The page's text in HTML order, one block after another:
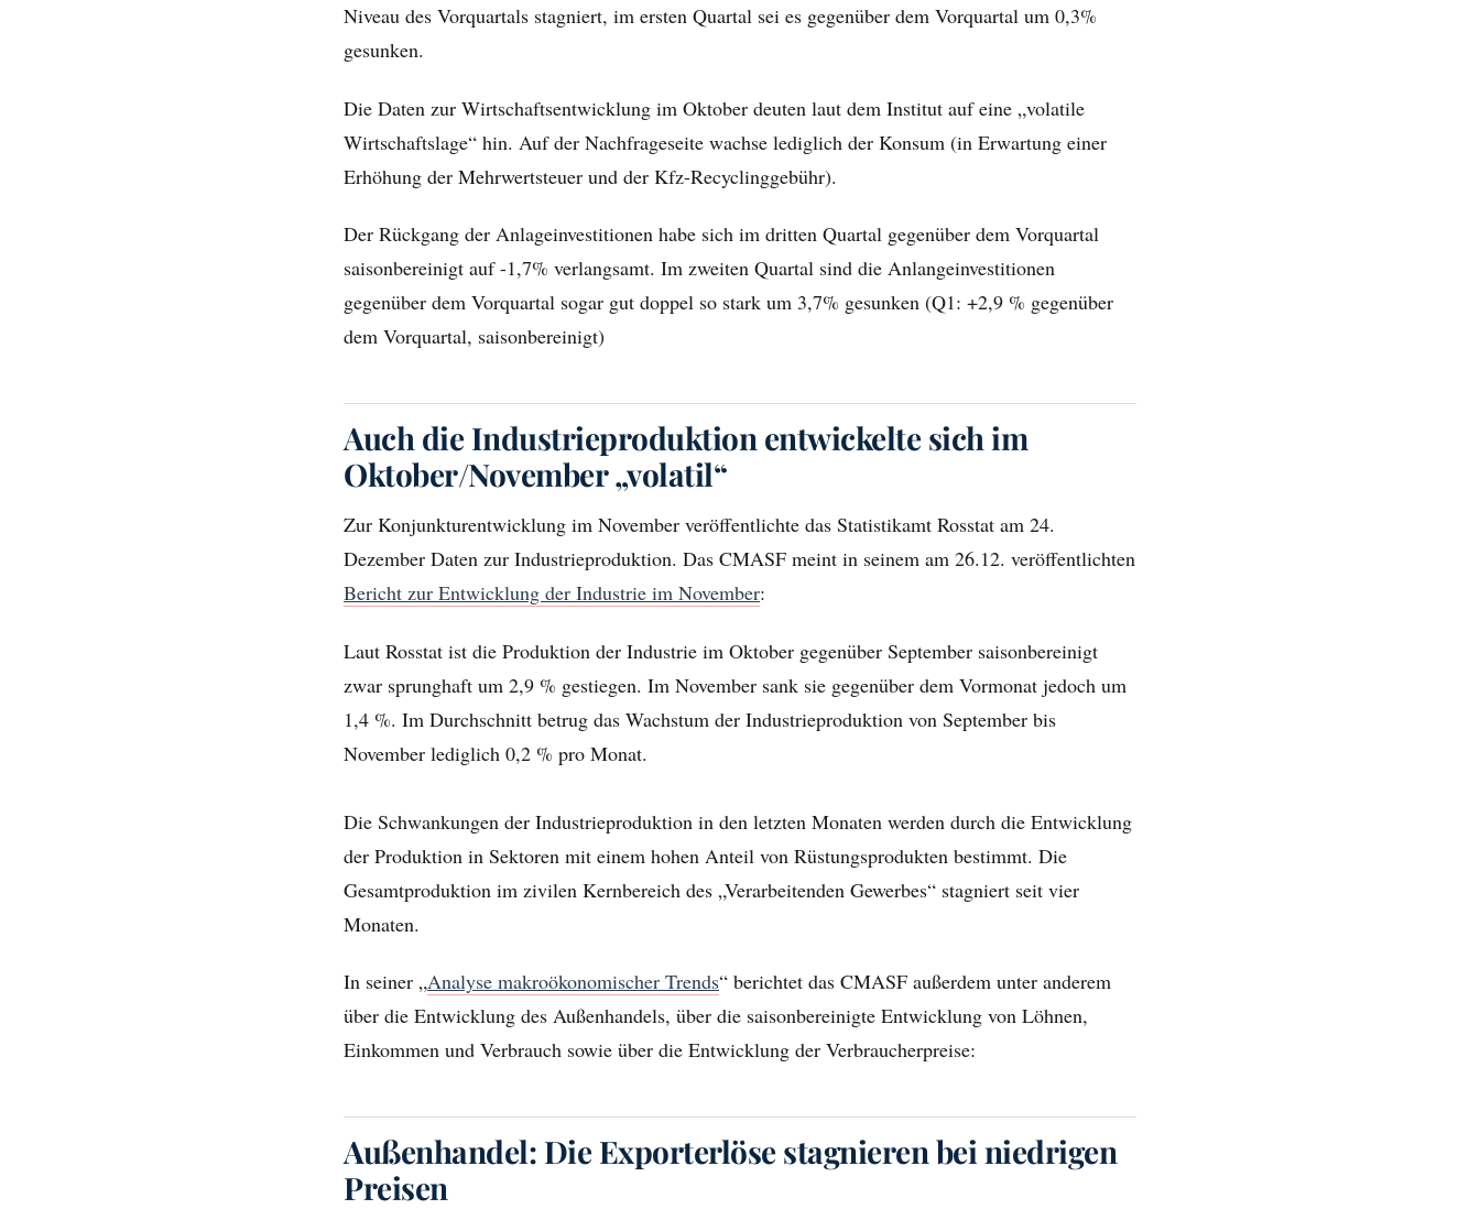
Niveau des Vorquartals stagniert, im ersten Quartal sei es gegenüber dem Vorquartal um 0,3%
gesunken.
Die Daten zur Wirtschaftsentwicklung im Oktober deuten laut dem Institut auf eine „volatile
Wirtschaftslage“ hin. Auf der Nachfrageseite wachse lediglich der Konsum (in Erwartung einer
Erhöhung der Mehrwertsteuer und der Kfz-Recyclinggebühr).
Der Rückgang der Anlageinvestitionen habe sich im dritten Quartal gegenüber dem Vorquartal
saisonbereinigt auf -1,7% verlangsamt. Im zweiten Quartal sind die Anlangeinvestitionen
gegenüber dem Vorquartal sogar gut doppel so stark um 3,7% gesunken (Q1: +2,9 % gegenüber
dem Vorquartal, saisonbereinigt)
Auch die Industrieproduktion entwickelte sich im
Oktober/November „volatil“
Zur Konjunkturentwicklung im November veröffentlichte das Statistikamt Rosstat am 24.
Dezember Daten zur Industrieproduktion. Das CMASF meint in seinem am 26.12. veröffentlichten
Bericht zur Entwicklung der Industrie im November:
Laut Rosstat ist die Produktion der Industrie im Oktober gegenüber September saisonbereinigt
zwar sprunghaft um 2,9 % gestiegen. Im November sank sie gegenüber dem Vormonat jedoch um
1,4 %. Im Durchschnitt betrug das Wachstum der Industrieproduktion von September bis
November lediglich 0,2 % pro Monat.
Die Schwankungen der Industrieproduktion in den letzten Monaten werden durch die Entwicklung
der Produktion in Sektoren mit einem hohen Anteil von Rüstungsprodukten bestimmt. Die
Gesamtproduktion im zivilen Kernbereich des „Verarbeitenden Gewerbes“ stagniert seit vier
Monaten.
In seiner „Analyse makroökonomischer Trends“ berichtet das CMASF außerdem unter anderem
über die Entwicklung des Außenhandels, über die saisonbereinigte Entwicklung von Löhnen,
Einkommen und Verbrauch sowie über die Entwicklung der Verbraucherpreise:
Außenhandel: Die Exporterlöse stagnieren bei niedrigen
Preisen